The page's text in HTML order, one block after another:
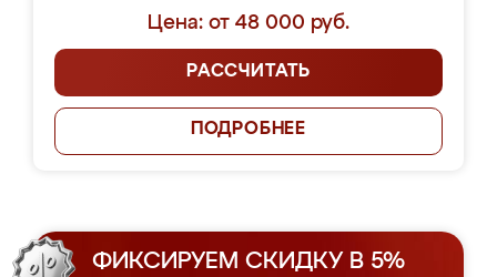
Цена: от 48 000 руб.
РАССЧИТАТЬ
ПОДРОБНЕЕ
ФИКСИРУЕМ СКИДКУ В 5%